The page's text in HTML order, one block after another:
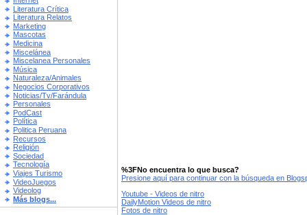
Literatura Crítica
Literatura Relatos
Marketing
Mascotas
Medicina
Miscelánea
Miscelanea Personales
Música
Naturaleza/Animales
Negocios Corporativos
Noticias/Tv/Farándula
Personales
PodCast
Política
Politica Peruana
Recursos
Religión
Sociedad
Tecnología
Viajes Turismo
VideoJuegos
Videolog
Más blogs...
%3FNo encuentra lo que busca?
Presione aquí para continuar con la búsqueda en
Youtube - Videos de nitro
DailyMotion Videos de nitro
Fotos de nitro